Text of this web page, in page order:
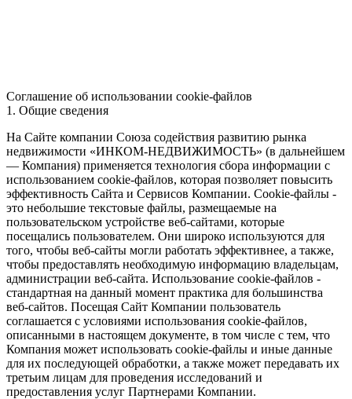
Соглашение об использовании cookie-файлов
1. Общие сведения
На Сайте компании Союза содействия развитию рынка
недвижимости «ИНКОМ-НЕДВИЖИМОСТЬ» (в дальнейшем
— Компания) применяется технология сбора информации с
использованием cookie-файлов, которая позволяет повысить
эффективность Сайта и Сервисов Компании. Сookie-файлы -
это небольшие текстовые файлы, размещаемые на
пользовательском устройстве веб-сайтами, которые
посещались пользователем. Они широко используются для
того, чтобы веб-сайты могли работать эффективнее, а также,
чтобы предоставлять необходимую информацию владельцам,
администрации веб-сайта. Использование cookie-файлов -
стандартная на данный момент практика для большинства
веб-сайтов. Посещая Сайт Компании пользователь
соглашается с условиями использования cookie-файлов,
описанными в настоящем документе, в том числе с тем, что
Компания может использовать cookie-файлы и иные данные
для их последующей обработки, а также может передавать их
третьим лицам для проведения исследований и
предоставления услуг Партнерами Компании.